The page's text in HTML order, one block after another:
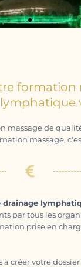
massage Head Spa
Academy.
JE DÉCOUVRE
formation
massage de
massage,
par tous les
prise en
à créer votre